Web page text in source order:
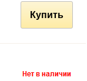
Купить